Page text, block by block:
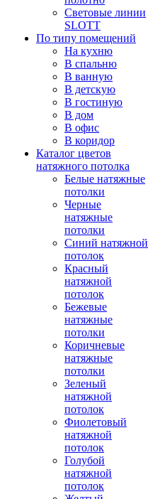
Световые линии
SLOTT
По типу помещений
На кухню
В спальню
В ванную
В детскую
В гостиную
В дом
В офис
В коридор
Каталог цветов
натяжного потолка
Белые натяжные
потолки
Черные
натяжные
потолки
Синий натяжной
потолок
Красный
натяжной
потолок
Бежевые
натяжные
потолки
Коричневые
натяжные
потолки
Зеленый
натяжной
потолок
Фиолетовый
натяжной
потолок
Голубой
натяжной
потолок